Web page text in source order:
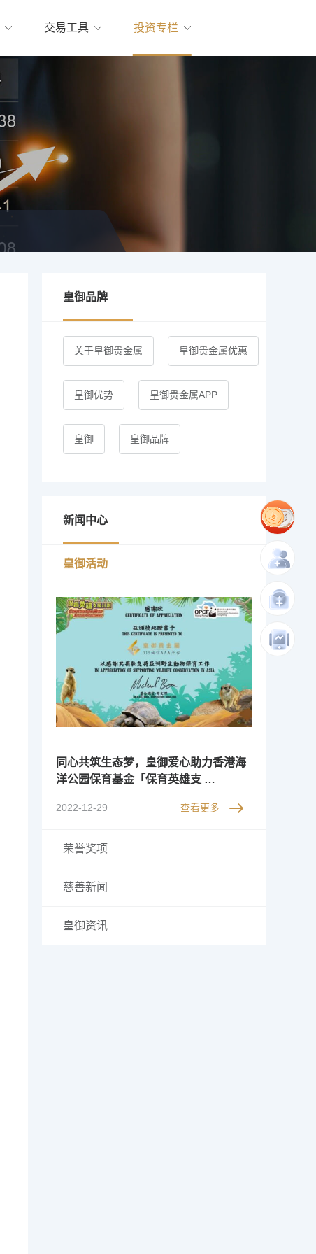
交易工具 投资专栏
皇御品牌
关于皇御贵金属 皇御贵金属优惠
皇御优势 皇御贵金属APP
皇御 皇御品牌
新闻中心
皇御活动
同心共筑生态梦，皇御爱心助力香港海
洋公园保育基金「保育英雄支 …
2022-12-29 查看更多
荣誉奖项
慈善新闻
皇御资讯